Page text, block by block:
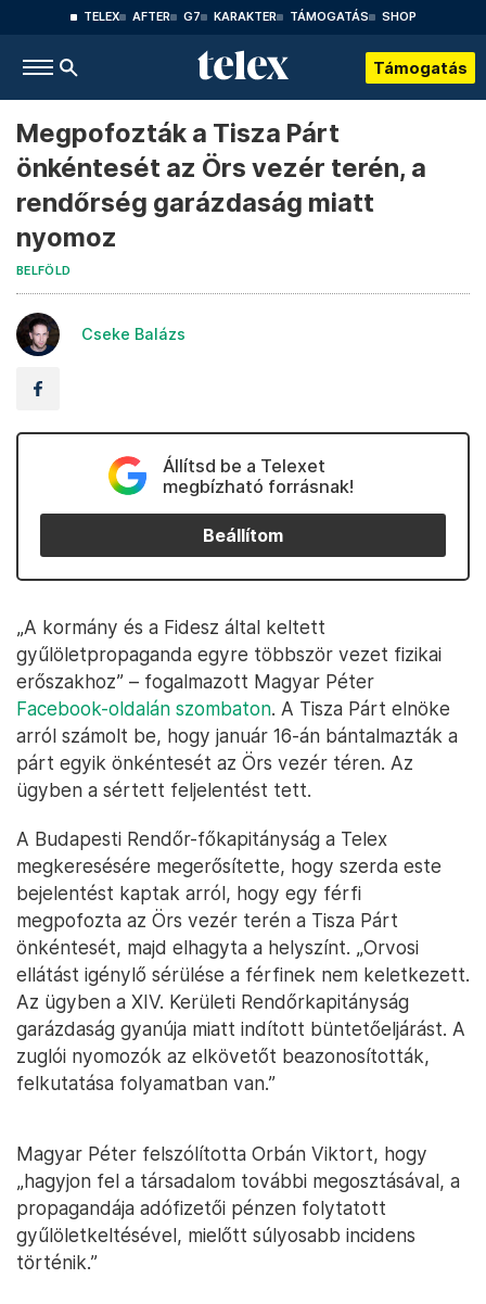
TELEX AFTER G7 KARAKTER TÁMOGATÁS SHOP
Támogatás
Megpofozták a Tisza Párt
önkéntesét az Örs vezér terén, a
rendőrség garázdaság miatt
nyomoz
BELFÖLD
Cseke Balázs
Állítsd be a Telexet
megbízható forrásnak!
Beállítom
„A kormány és a Fidesz által keltett
gyűlöletpropaganda egyre többször vezet fizikai
erőszakhoz” – fogalmazott Magyar Péter
Facebook-oldalán szombaton. A Tisza Párt elnöke
arról számolt be, hogy január 16-án bántalmazták a
párt egyik önkéntesét az Örs vezér téren. Az
ügyben a sértett feljelentést tett.
A Budapesti Rendőr-főkapitányság a Telex
megkeresésére megerősítette, hogy szerda este
bejelentést kaptak arról, hogy egy férfi
megpofozta az Örs vezér terén a Tisza Párt
önkéntesét, majd elhagyta a helyszínt. „Orvosi
ellátást igénylő sérülése a férfinek nem keletkezett.
Az ügyben a XIV. Kerületi Rendőrkapitányság
garázdaság gyanúja miatt indított büntetőeljárást. A
zuglói nyomozók az elkövetőt beazonosították,
felkutatása folyamatban van.”
Magyar Péter felszólította Orbán Viktort, hogy
„hagyjon fel a társadalom további megosztásával, a
propagandája adófizetői pénzen folytatott
gyűlöletkeltésével, mielőtt súlyosabb incidens
történik.”